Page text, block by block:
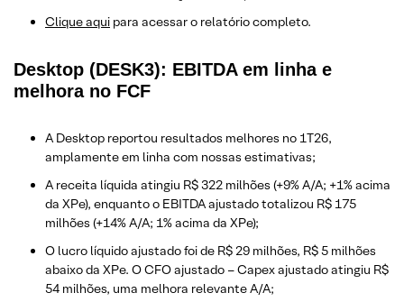
Clique aqui para acessar o relatório completo.
Desktop (DESK3): EBITDA em linha e
melhora no FCF
A Desktop reportou resultados melhores no 1T26,
amplamente em linha com nossas estimativas;
A receita líquida atingiu R$ 322 milhões (+9% A/A; +1% acima
da XPe), enquanto o EBITDA ajustado totalizou R$ 175
milhões (+14% A/A; 1% acima da XPe);
O lucro líquido ajustado foi de R$ 29 milhões, R$ 5 milhões
abaixo da XPe. O CFO ajustado – Capex ajustado atingiu R$
54 milhões, uma melhora relevante A/A;